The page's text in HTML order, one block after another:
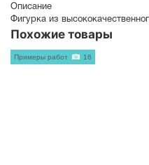
Описание
Фигурка из
Похожие товары
Примеры работ 16